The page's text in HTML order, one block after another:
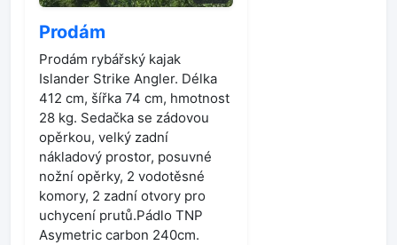
Prodám
Prodám rybářský kajak
Islander Strike Angler. Délka
412 cm, šířka 74 cm, hmotnost
28 kg. Sedačka se zádovou
opěrkou, velký zadní
nákladový prostor, posuvné
nožní opěrky, 2 vodotěsné
komory, 2 zadní otvory pro
uchycení prutů.Pádlo TNP
Asymetric carbon 240cm.